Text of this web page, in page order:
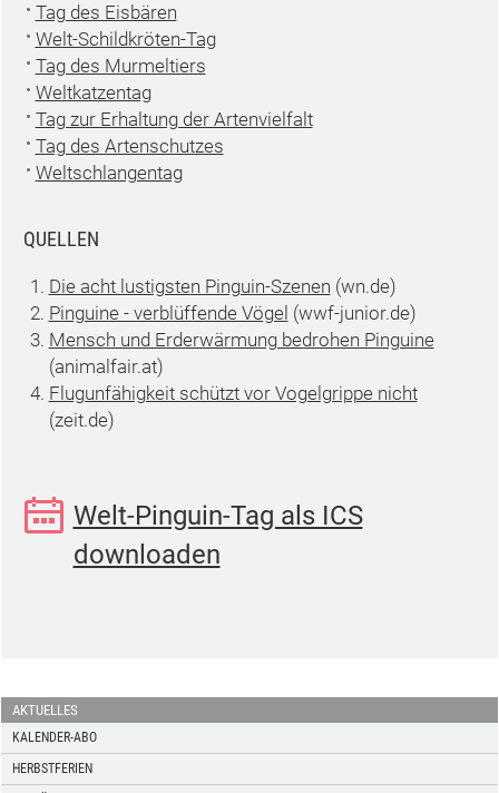
Tag des Eisbären
Welt-Schildkröten-Tag
Tag des Murmeltiers
Weltkatzentag
Tag zur Erhaltung der Artenvielfalt
Tag des Artenschutzes
Weltschlangentag
QUELLEN
Die acht lustigsten Pinguin-Szenen (wn.de)
Pinguine - verblüffende Vögel (wwf-junior.de)
Mensch und Erderwärmung bedrohen Pinguine
(animalfair.at)
Flugunfähigkeit schützt vor Vogelgrippe nicht
(zeit.de)
Welt-Pinguin-Tag als ICS
downloaden
AKTUELLES
KALENDER-ABO
HERBSTFERIEN